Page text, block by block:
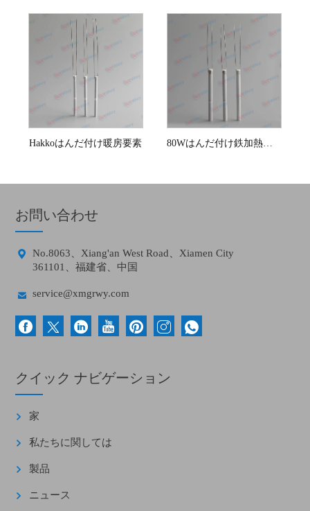
Hakkoはんだ付け暖房要素 80Wはんだ付け鉄加熱要素
お問い合わせ

No.8063、Xiang'an West Road、Xiamen City
361101、福建省、中国
 service@xmgrwy.com
クイック ナビゲーション
家
私たちに関しては
製品
ニュース